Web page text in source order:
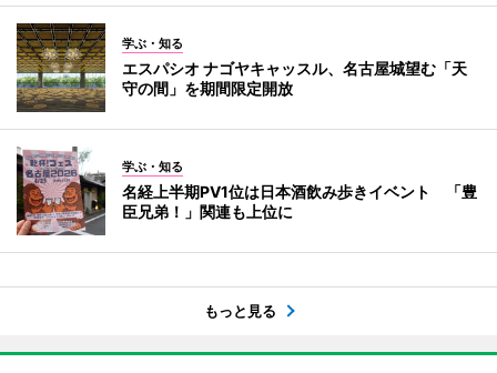
学ぶ・知る
エスパシオ ナゴヤキャッスル、名古屋城望む「天
守の間」を期間限定開放
学ぶ・知る
名経上半期PV1位は日本酒飲み歩きイベント 「豊
臣兄弟！」関連も上位に
もっと見る